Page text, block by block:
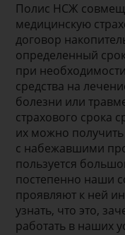
Полис НСЖ
медицинскую
договор
определенный
при
средства на
болезни или
страхового срока
их можно
с набежавшими
пользуется
постепенно наши
проявляют к ней
узнать, что это,
работать в наших